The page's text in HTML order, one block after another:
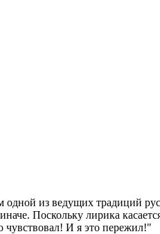
из ведущих традиций
Поскольку лирика
чувствовал! И я это пережил!"